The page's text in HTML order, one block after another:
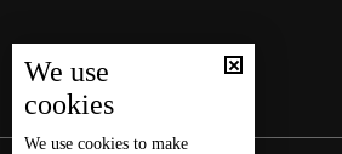
We use
cookies
We use cookies to make